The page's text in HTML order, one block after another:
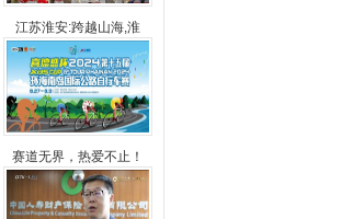
江苏淮安:跨越山海,淮
赛道无界，热爱不止！